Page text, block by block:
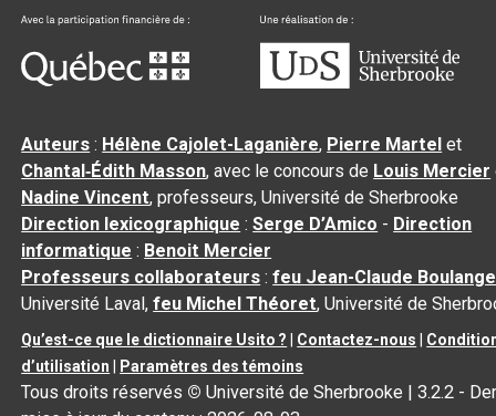
Auteurs : Hélène Cajolet-Laganière, Pierre Martel et
Chantal‑Édith Masson, avec le concours de Louis Mercier
Nadine Vincent, professeurs, Université de Sherbrooke
Direction lexicographique :Serge D’Amico - Direction
informatique : Benoit Mercier
Professeurs collaborateurs :feu Jean-Claude
Université Laval,feu Michel Théoret, Université de
Qu’est-ce que le dictionnaire Usito ? Contactez-nous
d’utilisation
Paramètres des témoins
Tous droits réservés © Université de Sherbrooke |3.2.2 -